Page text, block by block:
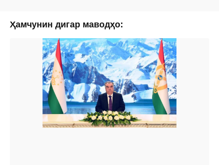
Ҳамчунин дигар маводҳо: